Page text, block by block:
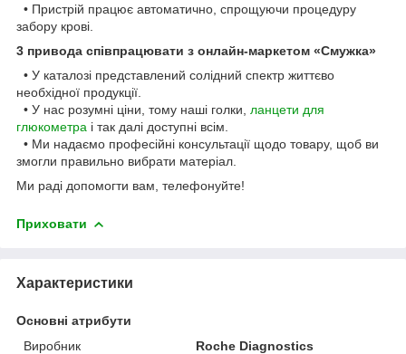
• Пристрій працює автоматично, спрощуючи процедуру
забору крові.
3 привода співпрацювати з онлайн-маркетом «Смужка»
• У каталозі представлений солідний спектр життєво
необхідної продукції.
• У нас розумні ціни, тому наші голки, ланцети для
глюкометра і так далі доступні всім.
• Ми надаємо професійні консультації щодо товару, щоб ви
змогли правильно вибрати матеріал.
Ми раді допомогти вам, телефонуйте!
Приховати
Характеристики
Основні атрибути
Виробник
Roche Diagnostics